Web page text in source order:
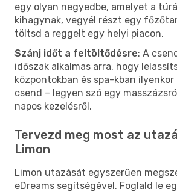
egy olyan negyedbe, amelyet a
kihagynak, vegyél részt egy
töltsd a reggelt egy helyi piacon.
Szánj időt a feltöltődésre: A
időszak alkalmas arra, hogy
központokban és spa-kban ilyenkor
csend – legyen szó egy
napos kezelésről.
Tervezd meg most az
Limon
Limon utazását egyszerűen
eDreams segítségével. Foglald le